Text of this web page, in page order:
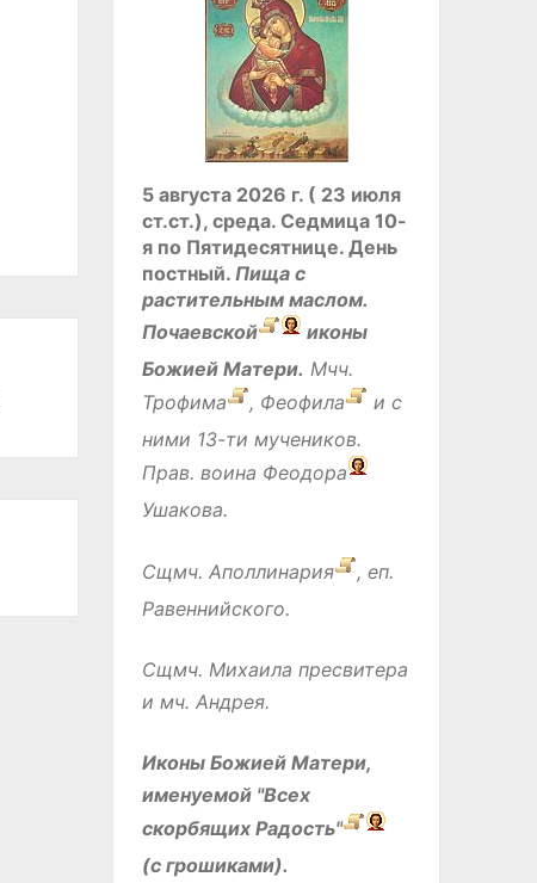
5 августа 2026 г. ( 23 июля
ст.ст.), среда. Седмица 10-
я по Пятидесятнице.День
постный.Пища с
растительным маслом.
Почаевской
иконы
Божией Матери. Мчч.
Трофима
, Феофила
и с
ними 13-ти мучеников.
Прав. воина Феодора
Ушакова.
Сщмч.Аполлинария
, еп.
Равеннийского.
Сщмч.Михаила пресвитера
и мч.Андрея.
Иконы Божией Матери,
именуемой "Всех
скорбящих Радость"
(с грошиками).